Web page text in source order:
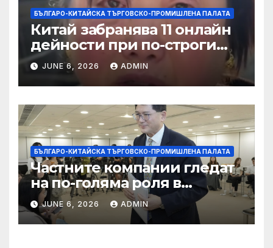
БЪЛГАРО-КИТАЙСКА ТЪРГОВСКО-ПРОМИШЛЕНА ПАЛАТА
Китай забранява 11 онлайн
дейности при по-строги
правила за ограничаване на
слуховете и
кибернасилниците
JUNE 6, 2026 ADMIN
БЪЛГАРО-КИТАЙСКА ТЪРГОВСКО-ПРОМИШЛЕНА ПАЛАТА
Частните компании гледат
на по-голяма роля в
стратегическата
енергетика
JUNE 6, 2026 ADMIN